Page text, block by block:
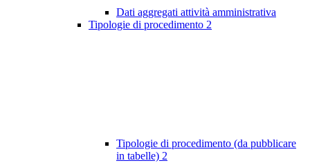
Dati aggregati attività amministrativa
Tipologie di procedimento 2
Tipologie di procedimento (da pubblicare
in tabelle) 2